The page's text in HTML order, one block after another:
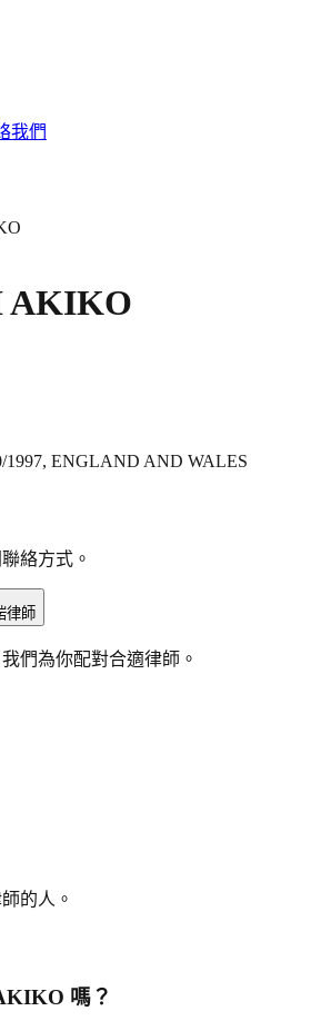
我們
AKIKO
1997, ENGLAND AND WALES
絡方式。
律師
們為你配對合適律師。
的人。
嗎？